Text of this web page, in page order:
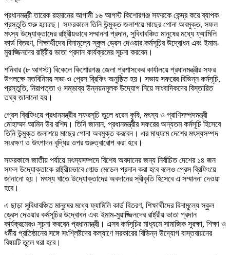
প্রধানমন্ত্রী তারেক রহমানের আগামী ১৬ আগস্ট কিশোরগঞ্জ সফরকে কেন্দ্র করে ব্যাপক
প্রস্তুতি শুরু হয়েছে। সফরকালে তিনি উন্মুক্ত জলাশয়ে মাছের পোনা অবমুক্ত, সফল
মৎস্য উদ্যোক্তাদের রাষ্ট্রীয়ভাবে সম্মাননা প্রদান, সুবিধাবঞ্চিত মানুষের মধ্যে ফ্যামিলি
কার্ড বিতরণ, শিক্ষার্থীদের বিনামূল্যে স্কুল ড্রেস দেওয়ার কর্মসূচির উদ্বোধন এবং ইমাম-
মুয়াজ্জিনদের রাষ্ট্রীয় ভাতা প্রদান কার্যক্রমের সূচনা করবেন।
শনিবার (৮ আগস্ট) বিকেলে কিশোরগঞ্জ জেলা প্রশাসকের কার্যালয়ে প্রধানমন্ত্রীর সফর
উপলক্ষে মতবিনিময় সভা ও প্রেস ব্রিফিং অনুষ্ঠিত হয়। সভায় সফরের বিভিন্ন কর্মসূচি,
প্রস্তুতি, নিরাপত্তা ও সম্ভাব্য উন্নয়নমূলক উদ্যোগ নিয়ে সাংবাদিকদের বিস্তারিত
তথ্য জানানো হয়।
প্রেস ব্রিফিংয়ে প্রধানমন্ত্রীর সফরসূচি তুলে ধরেন কৃষি, মৎস্য ও প্রাণিসম্পদমন্ত্রী
মোহাম্মদ আমিন উর রশিদ। তিনি জানান, প্রধানমন্ত্রীর সফরের অন্যতম কর্মসূচি হিসেবে
তিনি উন্মুক্ত জলাশয়ে মাছের পোনা অবমুক্ত করবেন। এর মাধ্যমে দেশের মৎস্যসম্পদ
সংরক্ষণ ও উৎপাদন বৃদ্ধির ওপর গুরুত্বারোপ করা হবে।
সফরকালে জাতীয় পর্যায়ে মৎস্যসম্পদে বিশেষ অবদানের জন্য নির্বাচিত দেশের ১৪ জন
সফল উদ্যোক্তাকে রাষ্ট্রীয়ভাবে গোল্ড মেডেল প্রদান করা হবে বলেও প্রেস ব্রিফিংয়ে
জানানো হয়। মৎস্য খাতে উদ্যোক্তাদের অবদানের স্বীকৃতি হিসেবে এ সম্মাননা দেওয়া
হবে।
এ ছাড়া সুবিধাবঞ্চিত মানুষের মধ্যে ফ্যামিলি কার্ড বিতরণ, শিক্ষার্থীদের বিনামূল্যে স্কুল
ড্রেস দেওয়ার কর্মসূচির উদ্বোধন এবং ইমাম-মুয়াজ্জিনদের রাষ্ট্রীয় ভাতা প্রদান
কার্যক্রমেরও সূচনা করবেন প্রধানমন্ত্রী। এসব কর্মসূচির মাধ্যমে সামাজিক সুরক্ষা, শিক্ষা ও
ধর্মীয় প্রতিষ্ঠানের সঙ্গে সংশ্লিষ্টদের কল্যাণে সরকারের বিভিন্ন উদ্যোগ বাস্তবায়নের
বিষয়টি তুলে ধরা হবে।